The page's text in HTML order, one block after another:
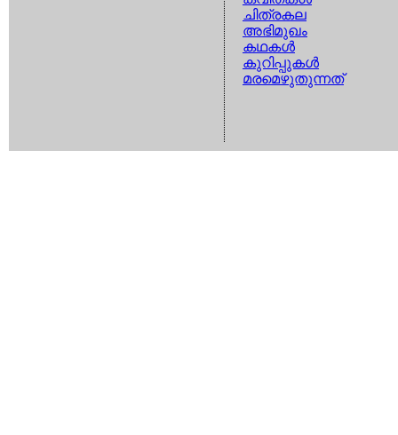
ചിത്രകല
അഭിമുഖം
കഥകള്‍
കുറിപ്പുകള്‍
മരമെഴുതുന്നത്